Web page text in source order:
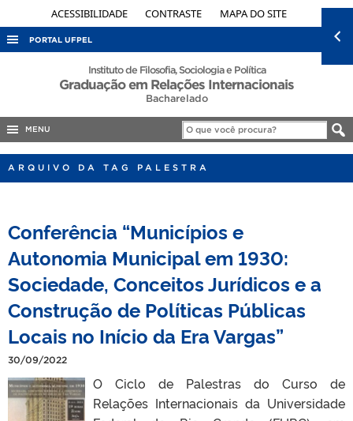
ACESSIBILIDADE CONTRASTE MAPA DO SITE
PORTAL UFPEL
ACESSO À INFORMAÇÃO
OUVIDORIA
PORTARIAS
TELEFONES
Instituto de Filosofia, Sociologia e Política
Graduação em Relações Internacionais
Bacharelado
MENU
ARQUIVO DA TAG PALESTRA
Conferência “Municípios e
Autonomia Municipal em 1930:
Sociedade, Conceitos Jurídicos e a
Construção de Políticas Públicas
Locais no Início da Era Vargas”
30/09/2022
O Ciclo de Palestras do Curso de
Relações Internacionais da Universidade